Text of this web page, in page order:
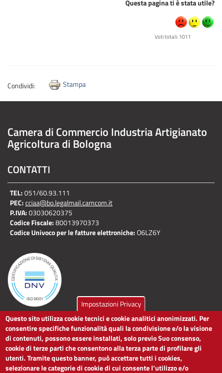
Questa pagina ti è stata utile?
Voti totali: 1011
Condividi: Stampa
Camera di Commercio Industria Artigianato
Agricoltura di Bologna
CONTATTI
TEL:051/60.93.111
PEC:cciaa@bo.legalmail.camcom.it
P.IVA:03030620375
Codice Fiscale:80013970373
Codice Univoco per le fatture elettroniche:O6LZ6Y
LINK UTILI
Dichiarazione di accessibilità
Obiettivi di accessibilità
Segnalaci problemi di accessibilità
Impostazioni Privacy
Questo sito utilizza cookie tecnici e cookie analitici anonimizzati. Per
consentire specifiche funzionalità quali la condivisione e/o la visione
di contenuti, possono essere installati, solo previo Suo consenso,
cookie di terze parti che consentono alla terza parte di profilare gli
utenti. Tramite questo banner, può accettare tutti i cookies,
selezionare le categorie di cookie di cui consente l’utilizzo e/o